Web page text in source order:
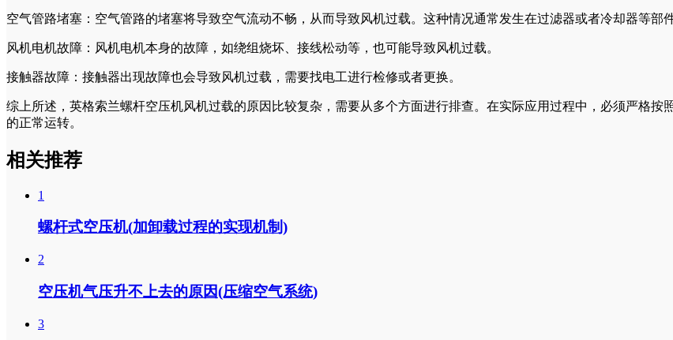
空气管路堵塞：空气管路的堵塞将导致空气流动不畅，从而导致风机过载。这种情况通常发生在过滤器或者冷却器等部
风机电机故障：风机电机本身的故障，如绕组烧坏、接线松动等，也可能导致风机过载。
接触器故障：接触器出现故障也会导致风机过载，需要找电工进行检修或者更换。
综上所述，英格索兰螺杆空压机风机过载的原因比较复杂，需要从多个方面进行排查。在实际应用过程中，必须严格
的正常运转。
相关推荐
1
螺杆式空压机(加卸载过程的实现机制)
2
空压机气压升不上去的原因(压缩空气系统)
3